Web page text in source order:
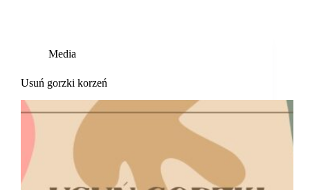
Media
Usuń gorzki korzeń